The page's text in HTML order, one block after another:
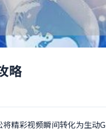
略
精彩视频瞬间转化为生动